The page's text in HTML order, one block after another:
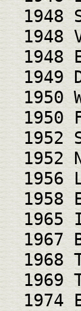
1948
1948
1948
1949
1950
1950
1952
1952
1956
1958
1965
1967
1968
1969
1974